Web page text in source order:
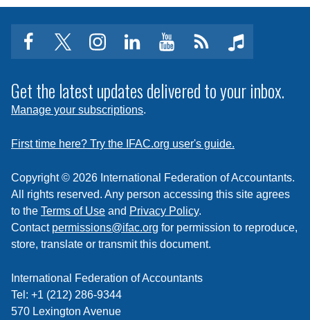
facebooktwitterinstagram
linkedinyoutubeClick
subscribe
to
feed
music
Get the latest updates delivered to your inbox.
Manage your subscriptions.
First time here? Try the IFAC.org user's guide.
Copyright © 2026 International Federation of Accountants.
All rights reserved. Any person accessing this site agrees
to the Terms of Use and Privacy Policy.
Contact permissions@ifac.org for permission to reproduce,
store, translate or transmit this document.
International Federation of Accountants
Tel: +1 (212) 286-9344
570 Lexington Avenue